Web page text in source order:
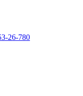
26-780